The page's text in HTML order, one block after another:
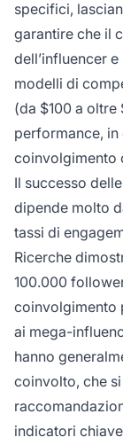
specifici,
garantire che il
dell’influencer
modelli di
(da $100 a
performance,
coinvolgimento
Il successo
dipende molto
tassi di
Ricerche
100.000
coinvolgimento
ai mega-
hanno
coinvolto, che
indicatori